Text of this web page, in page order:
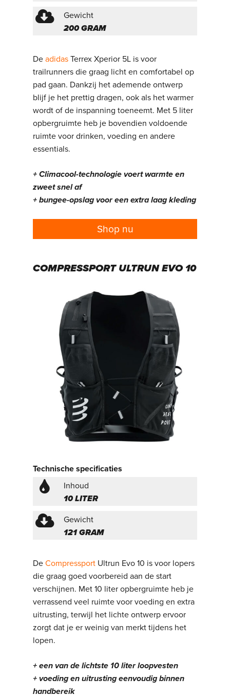
Gewicht
200 GRAM
Deadidas Terrex Xperior 5L is voor
trailrunners die graag licht en comfortabel op
pad gaan. Dankzij het ademende ontwerp
blijf je het prettig dragen, ook als het warmer
wordt of de inspanning toeneemt. Met 5 liter
opbergruimte heb je bovendien voldoende
ruimte voor drinken, voeding en andere
essentials.
+ Climacool-technologie voert warmte en
zweet snel af
+ bungee-opslag voor een extra laag kleding
Shop nu
COMPRESSPORT ULTRUN EVO 10
Technische specificaties
Inhoud
10 LITER
Gewicht
121 GRAM
DeCompressport Ultrun Evo 10 is voor lopers
die graag goed voorbereid aan de start
verschijnen. Met 10 liter opbergruimte heb je
verrassend veel ruimte voor voeding en extra
uitrusting, terwijl het lichte ontwerp ervoor
zorgt dat je er weinig van merkt tijdens het
lopen.
+ een van de lichtste 10 liter loopvesten
+ voeding en uitrusting eenvoudig binnen
handbereik